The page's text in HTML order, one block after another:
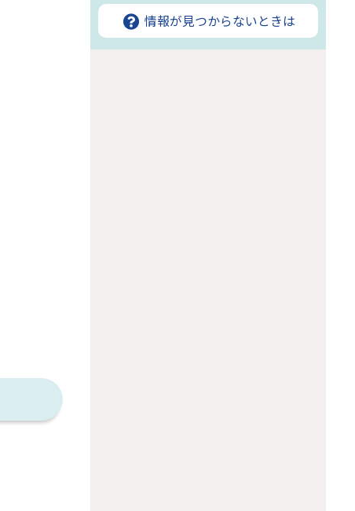
情報が見つからないときは